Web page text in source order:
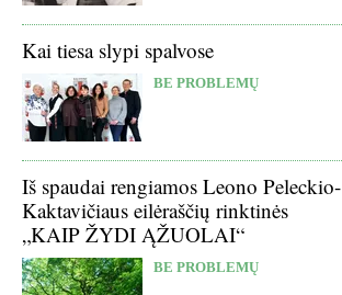
Kai tiesa slypi spalvose
BE PROBLEMŲ
Iš spaudai rengiamos Leono Peleckio-
Kaktavičiaus eilėraščių rinktinės
„KAIP ŽYDI ĄŽUOLAI“
BE PROBLEMŲ